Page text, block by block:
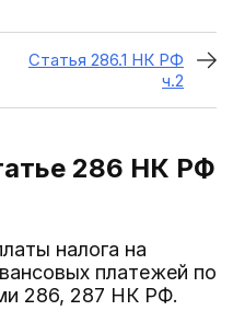
Статья 286.1 НК РФ
ч.2
286 НК РФ
налога на
платежей по
286, 287 НК РФ.